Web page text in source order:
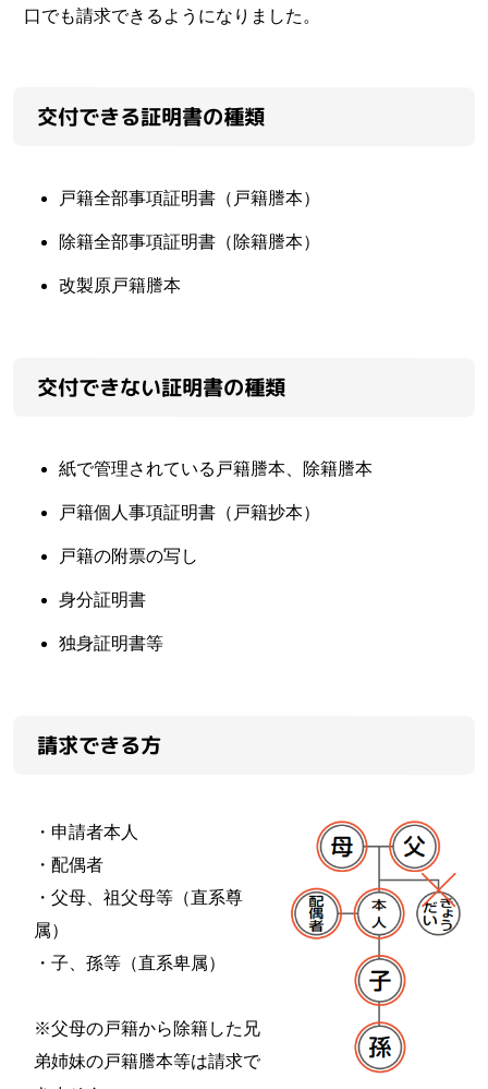
口でも請求できるようになりました。
交付できる証明書の種類
戸籍全部事項証明書（戸籍謄本）
除籍全部事項証明書（除籍謄本）
改製原戸籍謄本
交付できない証明書の種類
紙で管理されている戸籍謄本、除籍謄本
戸籍個人事項証明書（戸籍抄本）
戸籍の附票の写し
身分証明書
独身証明書等
請求できる方
・申請者本人
・配偶者
・父母、祖父母等（直系尊
属）
・子、孫等（直系卑属）
※父母の戸籍から除籍した兄
弟姉妹の戸籍謄本等は請求で